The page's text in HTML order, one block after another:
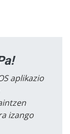
aplikazio
izango